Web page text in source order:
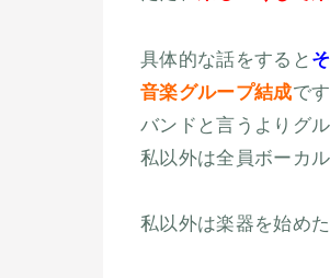
具体的な話をすると
音楽グループ結成です
バンドと言うよりグル
私以外は全員ボーカル
私以外は楽器を始め